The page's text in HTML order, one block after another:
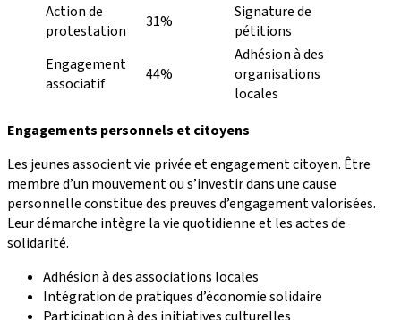
Action de
protestation
31%
Signature de
pétitions
Engagement
associatif
44%
Adhésion à des
organisations
locales
Engagements personnels et citoyens
Les jeunes associent vie privée et engagement citoyen. Être
membre d’un mouvement ou s’investir dans une cause
personnelle constitue des preuves d’engagement valorisées.
Leur démarche intègre la vie quotidienne et les actes de
solidarité.
Adhésion à des associations locales
Intégration de pratiques d’économie solidaire